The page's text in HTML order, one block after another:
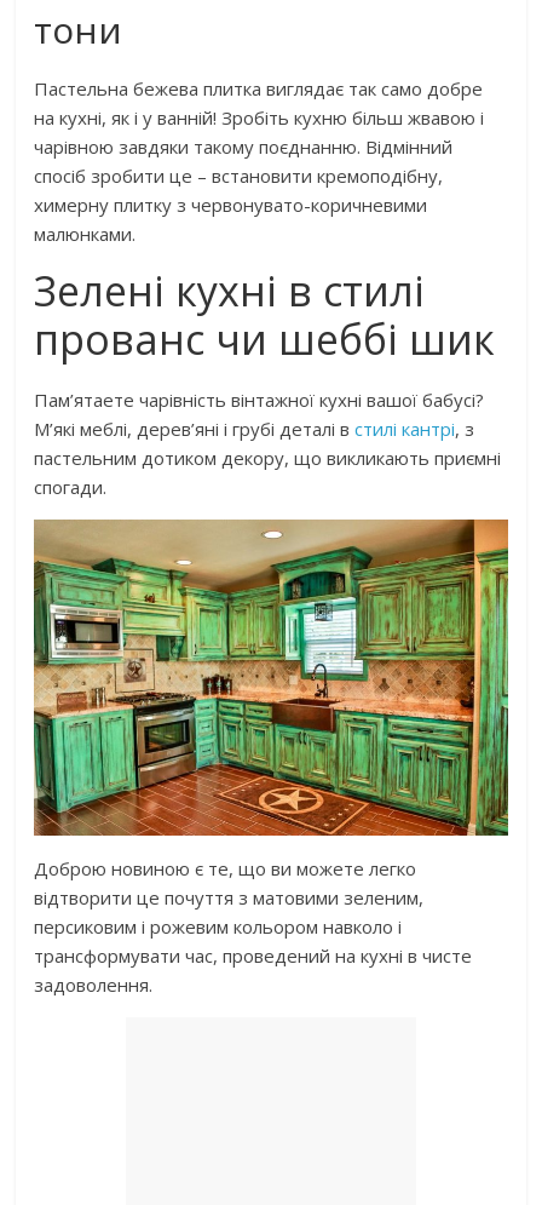
тони
Пастельна бежева плитка виглядає так само добре
на кухні, як і у ванній! Зробіть кухню більш жвавою і
чарівною завдяки такому поєднанню. Відмінний
спосіб зробити це – встановити кремоподібну,
химерну плитку з червонувато-коричневими
малюнками.
Зелені кухні в стилі
прованс чи шеббі шик
Пам’ятаете чарівність вінтажної кухні вашої бабусі?
М’які меблі, дерев’яні і грубі деталі встилі кантрі, з
пастельним дотиком декору, що викликають приємні
спогади.
Доброю новиною є те, що ви можете легко
відтворити це почуття з матовими зеленим,
персиковим і рожевим кольором навколо і
трансформувати час, проведений на кухні в чисте
задоволення.